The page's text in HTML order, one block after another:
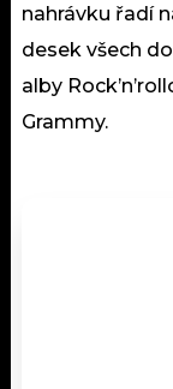
nahrávku řadí
desek všech
alby
Grammy.